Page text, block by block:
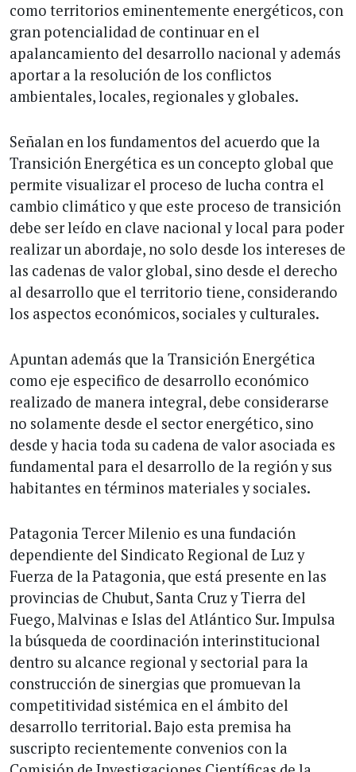
como territorios eminentemente energéticos, con
gran potencialidad de continuar en el
apalancamiento del desarrollo nacional y además
aportar a la resolución de los conflictos
ambientales, locales, regionales y globales.
Señalan en los fundamentos del acuerdo que la
Transición Energética es un concepto global que
permite visualizar el proceso de lucha contra el
cambio climático y que este proceso de transición
debe ser leído en clave nacional y local para poder
realizar un abordaje, no solo desde los intereses de
las cadenas de valor global, sino desde el derecho
al desarrollo que el territorio tiene, considerando
los aspectos económicos, sociales y culturales.
Apuntan además que la Transición Energética
como eje especifico de desarrollo económico
realizado de manera integral, debe considerarse
no solamente desde el sector energético, sino
desde y hacia toda su cadena de valor asociada es
fundamental para el desarrollo de la región y sus
habitantes en términos materiales y sociales.
Patagonia Tercer Milenio es una fundación
dependiente del Sindicato Regional de Luz y
Fuerza de la Patagonia, que está presente en las
provincias de Chubut, Santa Cruz y Tierra del
Fuego, Malvinas e Islas del Atlántico Sur. Impulsa
la búsqueda de coordinación interinstitucional
dentro su alcance regional y sectorial para la
construcción de sinergias que promuevan la
competitividad sistémica en el ámbito del
desarrollo territorial. Bajo esta premisa ha
suscripto recientemente convenios con la